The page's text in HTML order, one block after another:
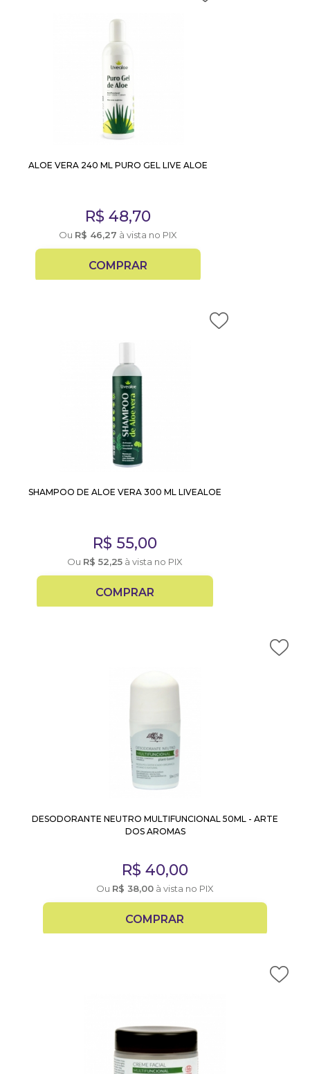
ALOE VERA 240 ML PURO GEL LIVE ALOE
R$ 48,70
Ou R$ 46,27 à vista no PIX
COMPRAR
SHAMPOO DE ALOE VERA 300 ML LIVEALOE
R$ 55,00
Ou R$ 52,25 à vista no PIX
COMPRAR
DESODORANTE NEUTRO MULTIFUNCIONAL 50ML - ARTE
DOS AROMAS
R$ 40,00
Ou R$ 38,00 à vista no PIX
COMPRAR